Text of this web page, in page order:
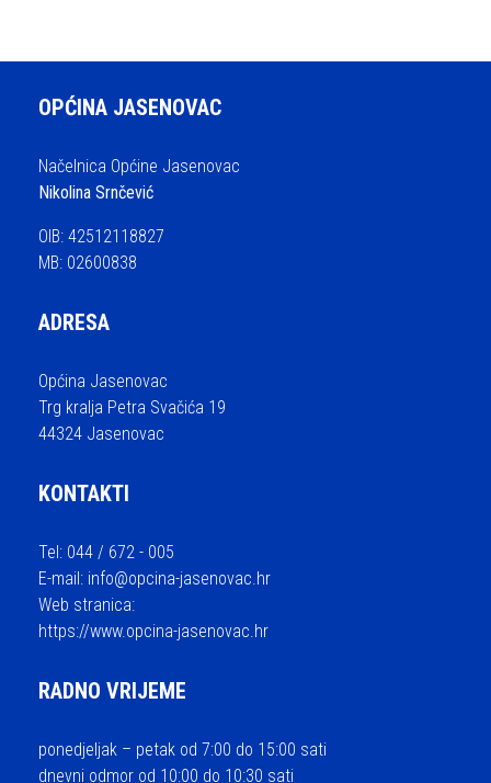
OPĆINA JASENOVAC
Načelnica Općine Jasenovac
Nikolina Srnčević
OIB: 42512118827
MB: 02600838
ADRESA
Općina Jasenovac
Trg kralja Petra Svačića 19
44324 Jasenovac
KONTAKTI
Tel: 044 / 672 - 005
E-mail: info@opcina-jasenovac.hr
Web stranica:
https://www.opcina-jasenovac.hr
RADNO VRIJEME
ponedjeljak – petak od 7:00 do 15:00 sati
dnevni odmor od 10:00 do 10:30 sati